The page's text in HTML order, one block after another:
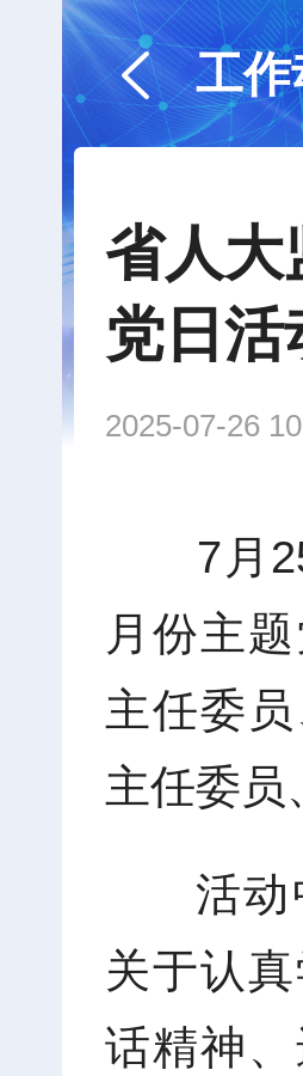
工作
省人大
党日活
2025-07-26
7月
月份主
主任委
主任委员
活动
关于认
话精神